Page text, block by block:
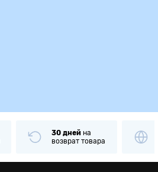
30 дней на
возврат товара